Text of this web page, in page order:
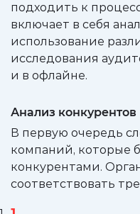
подходить к
включает в себя
использование
исследования
и в офлайне.
Анализ конкурентов
В первую очередь
компаний, которые
конкурентами.
соответствовать